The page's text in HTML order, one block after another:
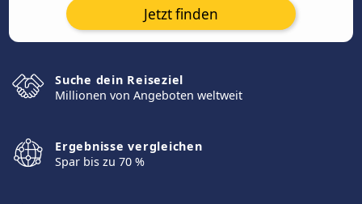
Jetzt finden
Suche dein Reiseziel
Millionen von Angeboten weltweit
Ergebnisse vergleichen
Spar bis zu 70 %